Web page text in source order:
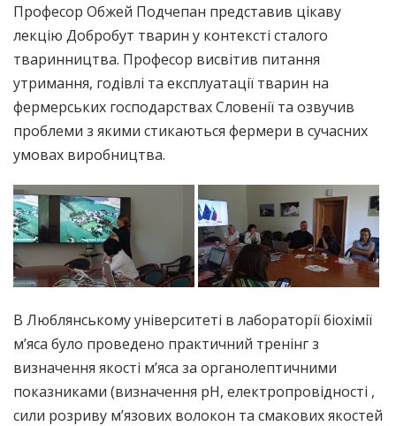
Професор Обжей Подчепан представив цікаву
лекцію Добробут тварин у контексті сталого
тваринництва. Професор висвітив питання
утримання, годівлі та експлуатації тварин на
фермерських господарствах Словенії та озвучив
проблеми з якими стикаються фермери в сучасних
умовах виробництва.
В Люблянському університеті в лабораторії біохімії
м’яса було проведено практичний тренінг з
визначення якості м’яса за органолептичними
показниками (визначення pH, електропровідності ,
сили розриву м’язових волокон та смакових якостей